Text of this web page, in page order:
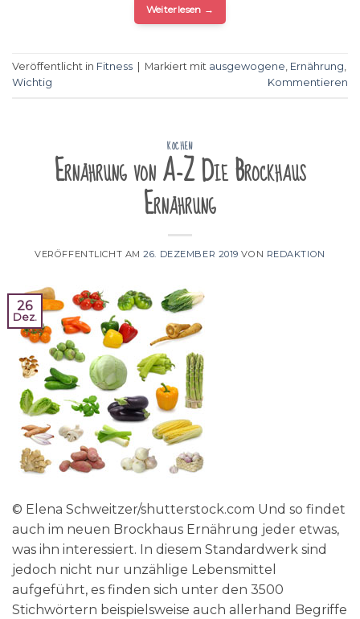
Weiterlesen →
Veröffentlicht in Fitness Markiert mit ausgewogene Ernährung
Wichtig
Kommentieren
KOCHEN
Ernährung von A-Z Die Brockhaus
Ernährung
VERÖFFENTLICHT AM26. DEZEMBER 2019 VON REDAKTION
26
Dez.
© Elena Schweitzer/shutterstock.com Und so findet
auch im neuen Brockhaus Ernährung jeder etwas,
was ihn interessiert. In diesem Standardwerk sind
jedoch nicht nur unzählige Lebensmittel
aufgeführt, es finden sich unter den 3500
Stichwörtern beispielsweise auch allerhand Begriffe